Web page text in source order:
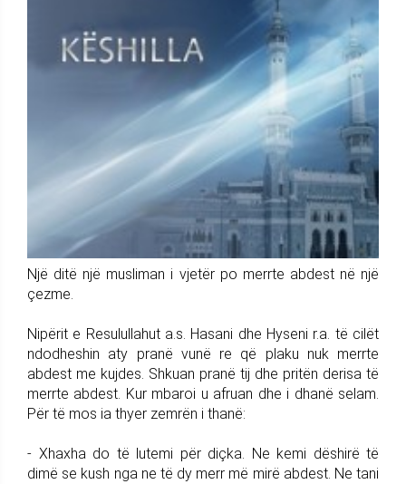
Një ditë një musliman i vjetër po merrte abdest në një
çezme.
Nipërit e Resulullahut a.s. Hasani dhe Hyseni r.a. të cilët
ndodheshin aty pranë vunë re që plaku nuk merrte
abdest me kujdes. Shkuan pranë tij dhe pritën derisa të
merrte abdest. Kur mbaroi u afruan dhe i dhanë selam.
Për të mos ia thyer zemrën i thanë:
- Xhaxha do të lutemi për diçka. Ne kemi dëshirë të
dimë se kush nga ne të dy merr më mirë abdest. Ne tani